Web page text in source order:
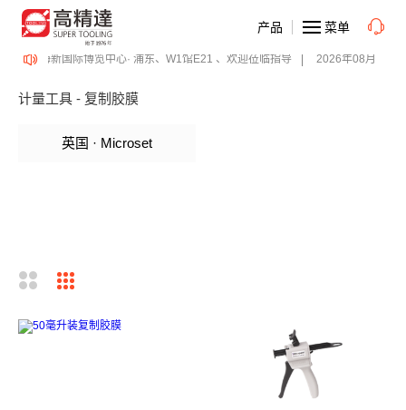
上海新国际博览中心· 浦东、W1馆E21 、欢迎莅临指导 2026年08月12-14
产品 菜单
计量工具 - 复制胶膜
英国 · Microset